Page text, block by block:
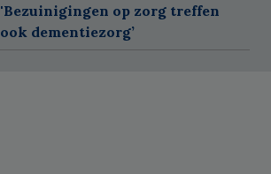
'Bezuinigingen op zorg treffen
ook dementiezorg’